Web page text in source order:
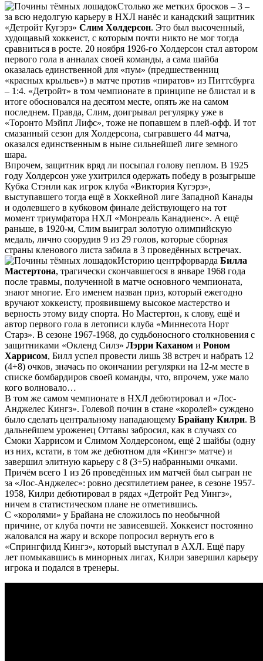
Столько же метких бросков – 3 –
за всю недолгую карьеру в НХЛ нанёс и канадский защитник
«Детройт Кугэрз» Слим Холдерсон. Это был высоченный,
худощавый хоккеист, с которым почти никто не мог тогда
сравниться в росте. 20 ноября 1926-го Холдерсон стал автором
первого гола в анналах своей команды, а сама шайба
оказалась единственной для «пум» (предшественниц
«красных крыльев») в матче против «пиратов» из Питтсбурга
– 1:4. «Детройт» в том чемпионате в принципе не блистал и в
итоге обосновался на десятом месте, опять же на самом
последнем. Правда, Слим, доигрывал регулярку уже в
«Торонто Мэйпл Лифс», тоже не попавшем в плей-офф. И тот
смазанный сезон для Холдерсона, сыгравшего 44 матча,
оказался единственным в ныне сильнейшей лиге земного
шара.
Впрочем, защитник вряд ли посыпал голову пеплом. В 1925
году Холдерсон уже ухитрился одержать победу в розыгрыше
Кубка Стэнли как игрок клуба «Виктория Кугэрз»,
выступавшего тогда ещё в Хоккейной лиге Западной Канады
и одолевшего в кубковом финале действующего на тот
момент триумфатора НХЛ «Монреаль Канадиенс». А ещё
раньше, в 1920-м, Слим выиграл золотую олимпийскую
медаль, лично соорудив 9 из 29 голов, которые сборная
страны кленового листа забила в 3 проведённых встречах.
Историю центрфорварда Билла
Мастертона, трагически скончавшегося в январе 1968 года
после травмы, полученной в матче основного чемпионата,
знают многие. Его именем назван приз, который ежегодно
вручают хоккеисту, проявившему высокое мастерство и
верность этому виду спорта. Но Мастертон, к слову, ещё и
автор первого гола в летописи клуба «Миннесота Норт
Старз». В сезоне 1967-1968, до судьбоносного столкновения с
защитниками «Окленд Силз» Лэрри Каханом и Роном
Харрисом, Билл успел провести лишь 38 встреч и набрать 12
(4+8) очков, значась по окончании регулярки на 12-м месте в
списке бомбардиров своей команды, что, впрочем, уже мало
кого волновало…
В том же самом чемпионате в НХЛ дебютировал и «Лос-
Анджелес Кингз». Голевой почин в стане «королей» суждено
было сделать центральному нападающему Брайану Килри. В
дальнейшем уроженец Оттавы забросил, как в случаях со
Смоки Харрисом и Слимом Холдерсоном, ещё 2 шайбы (одну
из них, кстати, в том же дебютном для «Кингз» матче) и
завершил элитную карьеру с 8 (3+5) набранными очками.
Причём всего 1 из 26 проведённых им матчей был сыгран не
за «Лос-Анджелес»: ровно десятилетием ранее, в сезоне 1957-
1958, Килри дебютировал в рядах «Детройт Ред Уингз»,
ничем в статистическом плане не отметившись.
С «королями» у Брайана не сложилось по необычной
причине, от клуба почти не зависевшей. Хоккеист постоянно
жаловался на жару и вскоре попросил вернуть его в
«Спрингфилд Кингз», который выступал в АХЛ. Ещё пару
лет помыкавшись в минорных лигах, Килри завершил карьеру
игрока и подался в тренеры.